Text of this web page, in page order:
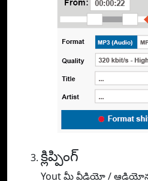
క్లిప్పింగ్
Yout మీ వీడియో / ఆడియోను